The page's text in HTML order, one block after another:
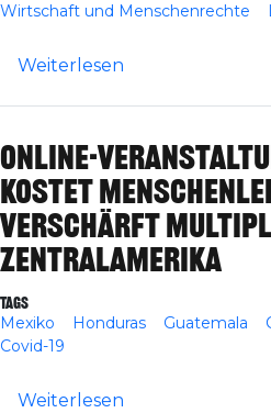
Wirtschaft und Menschenrechte
Weiterlesen
Online-
kostet
verschärft
Zentralamerika
Tags
Mexiko Honduras Guatemala
Covid-19
Weiterlesen